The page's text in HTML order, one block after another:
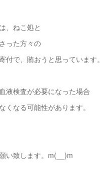
、ねこ処と
った方々の
付で、賄おうと思っています。
液検査が必要になった場合
くなる可能性があります。
い致します。m(__)m